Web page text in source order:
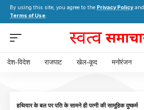
By using this site, you agree to the Privacy Policy and
Terms of Use.
देश-विदेश राजपाट खेल-कूद मनोरंजन
हथियार के बल पर पति के सामने ही पत्नी की सामूहिक दुष्कर्म